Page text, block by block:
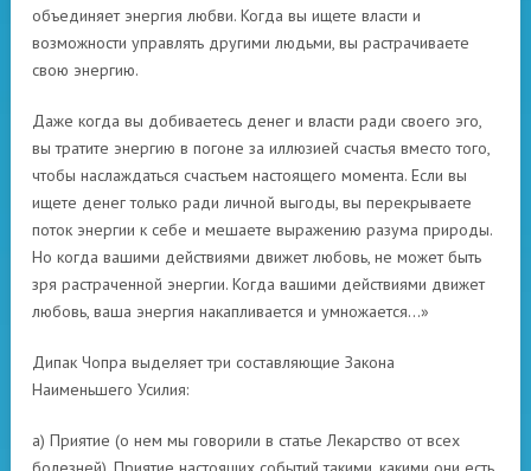
объединяет энергия любви. Когда вы ищете власти и
возможности управлять другими людьми, вы растрачиваете
свою энергию.
Даже когда вы добиваетесь денег и власти ради своего эго,
вы тратите энергию в погоне за иллюзией счастья вместо того,
чтобы наслаждаться счастьем настоящего момента. Если вы
ищете денег только ради личной выгоды, вы перекрываете
поток энергии к себе и мешаете выражению разума природы.
Но когда вашими действиями движет любовь, не может быть
зря растраченной энергии. Когда вашими действиями движет
любовь, ваша энергия накапливается и умножается…»
Дипак Чопра выделяет три составляющие Закона
Наименьшего Усилия:
a) Приятие (о нем мы говорили в статье Лекарство от всех